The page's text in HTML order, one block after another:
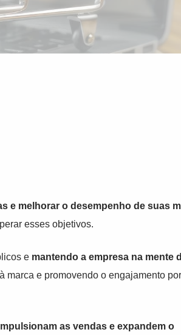
e melhorar o desempenho de suas
esses objetivos.
e mantendo a empresa na mente
marca e promovendo o engajamento
as vendas e expandem o